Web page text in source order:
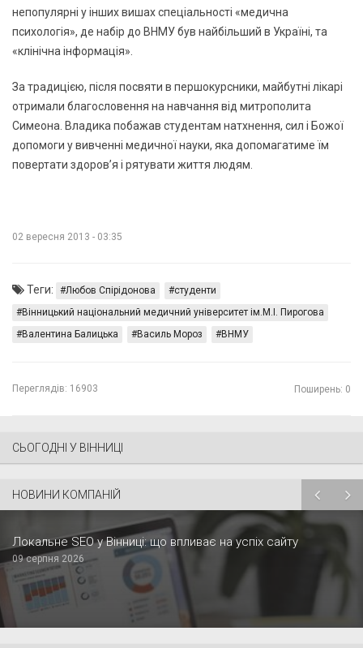
непопулярні у інших вишах спеціальності «медична
психологія», де набір до ВНМУ був найбільший в Україні, та
«клінічна інформація».
За традицією, після посвяти в першокурсники, майбутні лікарі
отримали благословення на навчання від митрополита
Симеона. Владика побажав студентам натхнення, сил і Божої
допомоги у вивченні медичної науки, яка допомагатиме їм
повертати здоров’я і рятувати життя людям.
02 вересня 2013 - 03:35
Теги: Любов Спірідонова
студенти
Вінницький національний медичний університет ім.М.І. Пирогова
Валентина Балицька
Василь Мороз ВНМУ
Переглядів: 16903 Поширень: 0
СЬОГОДНІ У ВІННИЦІ
НОВИНИ КОМПАНІЙ
Локальне SEO у Вінниці: що впливає на успіх сайту
09 серпня 2026